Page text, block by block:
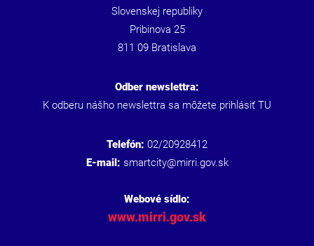
Slovenskej republiky
Pribinova 25
811 09 Bratislava
Odber newslettra:
K odberu nášho newslettra sa môžete prihlásiť TU
Telefón: 02/20928412
E-mail: smartcity@mirri.gov.sk
Webové sídlo:
www.mirri.gov.sk